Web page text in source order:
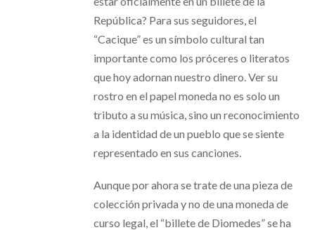
República? Para sus seguidores, el
“Cacique” es un símbolo cultural tan
importante como los próceres o literatos
que hoy adornan nuestro dinero. Ver su
rostro en el papel moneda no es solo un
tributo a su música, sino un reconocimiento
a la identidad de un pueblo que se siente
representado en sus canciones.
Aunque por ahora se trate de una pieza de
colección privada y no de una moneda de
curso legal, el “billete de Diomedes” se ha